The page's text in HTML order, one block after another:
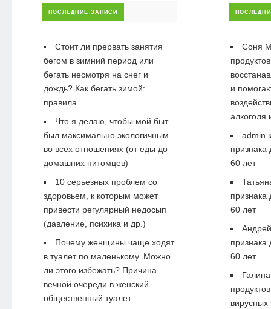
ПОСЛЕДНИЕ ЗАПИСИ
Стоит ли прервать занятия
бегом в зимний период или
бегать несмотря на снег и
дождь? Как бегать зимой:
правила
Что я делаю, чтобы мой быт
был максимально экологичным
во всех отношениях (от еды до
домашних питомцев)
10 серьезных проблем со
здоровьем, к которым может
привести регулярный недосып
(давление, психика и др.)
Почему женщины чаще ходят
в туалет по маленькому. Можно
ли этого избежать? Причина
вечной очереди в женский
общественный туалет
Соня
и
алкоголя
admin
60 лет
60 лет
Андрей
60 лет
Галина
вирусных